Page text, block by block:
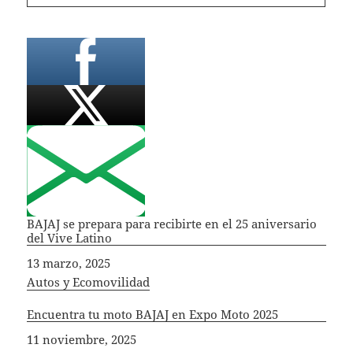
BAJAJ se prepara para recibirte en el 25 aniversario
del Vive Latino
Fecha
13 marzo, 2025
In relation to
Autos y Ecomovilidad
Encuentra tu moto BAJAJ en Expo Moto 2025
Fecha
11 noviembre, 2025